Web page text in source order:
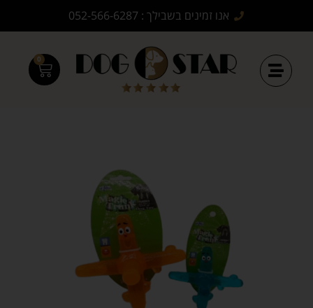
אנו זמינים בשבילך : 052-566-6287
0